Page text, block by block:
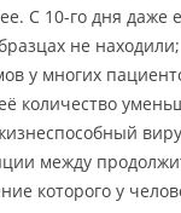
С 10-го дня даже
не находили;
у многих
количество
между
которого у